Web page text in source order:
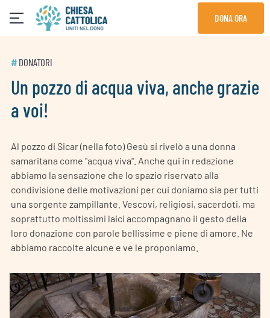
DONA ORA
# DONATORI
Un pozzo di acqua viva, anche grazie
a voi!
Al pozzo di Sicar (nella foto) Gesù si rivelò a una donna
samaritana come "acqua viva". Anche qui in redazione
abbiamo la sensazione che lo spazio riservato alla
condivisione delle motivazioni per cui doniamo sia per tutti
una sorgente zampillante. Vescovi, religiosi, sacerdoti, ma
soprattutto moltissimi laici accompagnano il gesto della
loro donazione con parole bellissime e piene di amore. Ne
abbiamo raccolte alcune e ve le proponiamo.